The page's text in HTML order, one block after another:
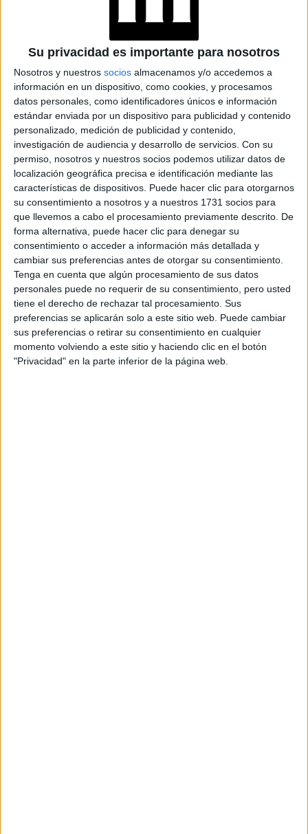
Su privacidad es importante para nosotros
Nosotros y nuestros socios almacenamos y/o accedemos a
información en un dispositivo, como cookies, y procesamos
datos personales, como identificadores únicos e información
estándar enviada por un dispositivo para publicidad y contenido
personalizado, medición de publicidad y contenido,
investigación de audiencia y desarrollo de servicios. Con su
permiso, nosotros y nuestros socios podemos utilizar datos de
localización geográfica precisa e identificación mediante las
características de dispositivos. Puede hacer clic para otorgarnos
su consentimiento a nosotros y a nuestros 1731 socios para
que llevemos a cabo el procesamiento previamente descrito. De
forma alternativa, puede hacer clic para denegar su
consentimiento o acceder a información más detallada y
cambiar sus preferencias antes de otorgar su consentimiento.
Tenga en cuenta que algún procesamiento de sus datos
personales puede no requerir de su consentimiento, pero usted
tiene el derecho de rechazar tal procesamiento. Sus
preferencias se aplicarán solo a este sitio web. Puede cambiar
sus preferencias o retirar su consentimiento en cualquier
momento volviendo a este sitio y haciendo clic en el botón
"Privacidad" en la parte inferior de la página web.
Compra de seguidores,comentarios falsos,
retocadas y recreación de ambientes insólitos, hacen parte
de los trucos y engaños para aumentar el número de
seguidores de losfuturos influencers.En el documental
participan agencias de medios que contratan a estas
estrellas en ascenso y directores de marcas que revelan
las cuantiosas sumas ofrecidas a estos nuevos
profesionales.